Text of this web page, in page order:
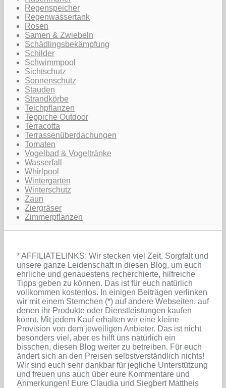
Regenspeicher
Regenwassertank
Rosen
Samen & Zwiebeln
Schädlingsbekämpfung
Schilder
Schwimmpool
Sichtschutz
Sonnenschutz
Stauden
Strandkörbe
Teichpflanzen
Teppiche Outdoor
Terracotta
Terrassenüberdachungen
Tomaten
Vogelbad & Vogeltränke
Wasserfall
Whirlpool
Wintergarten
Winterschutz
Zaun
Ziergräser
Zimmerpflanzen
* AFFILIATELINKS: Wir stecken viel Zeit, Sorgfalt und
unsere ganze Leidenschaft in diesen Blog, um euch
ehrliche und genauestens recherchierte, hilfreiche
Tipps geben zu können. Das ist für euch natürlich
vollkommen kostenlos. In einigen Beiträgen verlinken
wir mit einem Sternchen (*) auf andere Webseiten, auf
denen ihr Produkte oder Dienstleistungen kaufen
könnt. Mit jedem Kauf erhalten wir eine kleine
Provision von dem jeweiligen Anbieter. Das ist nicht
besonders viel, aber es hilft uns natürlich ein
bisschen, diesen Blog weiter zu betreiben. Für euch
ändert sich an den Preisen selbstverständlich nichts!
Wir sind euch sehr dankbar für jegliche Unterstützung
und freuen uns auch über eure Kommentare und
Anmerkungen! Eure Claudia und Siegbert Mattheis